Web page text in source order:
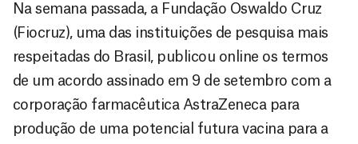
Na semana passada, a Fundação Oswaldo Cruz
(Fiocruz), uma das instituições de pesquisa mais
respeitadas do Brasil, publicou online os termos
de um acordo assinado em 9 de setembro com a
corporação farmacêutica AstraZeneca para
produção de uma potencial futura vacina para a